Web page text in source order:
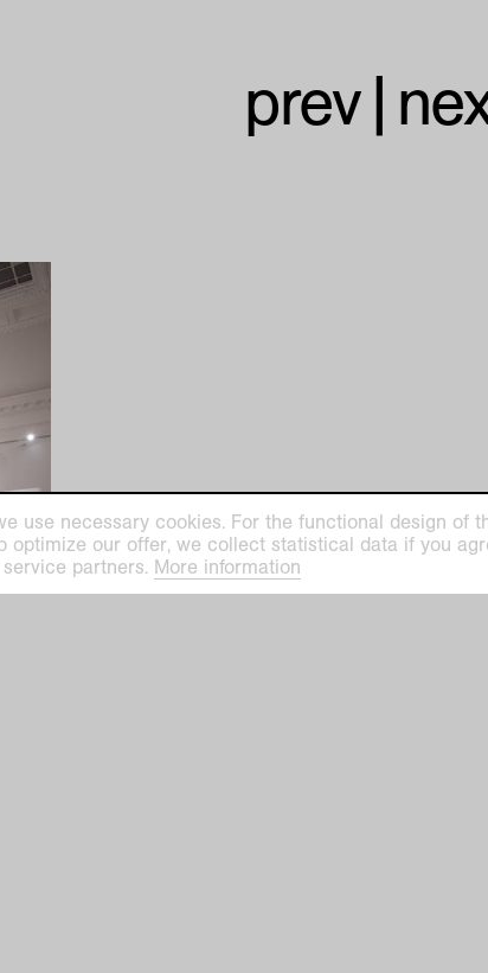
prev|
use necessary cookies. For the functional design of
our offer, we collect statistical data if you
partners. More information